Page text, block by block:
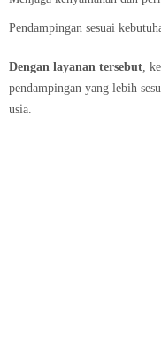
Pendampingan sesuai
Dengan layanan tersebut ,
pendampingan yang lebih
usia.